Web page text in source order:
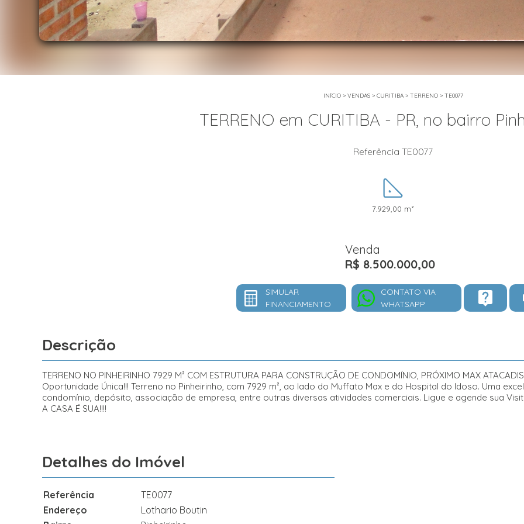
INÍCIO> VENDAS> CURITIBA> TERRENO> TE0077
TERRENO em CURITIBA - PR, no bairro
Referência TE0077
7.929,00 m²
Venda
R$ 8.500.000,00
SIMULAR
FINANCIAMENTO
CONTATO VIA
WHATSAPP
Descrição
TERRENO NO PINHEIRINHO 7929 M² COM ESTRUTURA PARA CONSTRUÇÃO DE CONDOMÍNIO, PRÓXIMO MAX
Oportunidade Única!!! Terreno no Pinheirinho, com 7929 m², ao lado do Muffato Max e do Hospital do Idoso. Uma
condomínio, depósito, associação de empresa, entre outras diversas atividades comerciais. Ligue e agende sua
A CASA É SUA!!!!
Detalhes do Imóvel
Referência
TE0077
Endereço
Lothario Boutin